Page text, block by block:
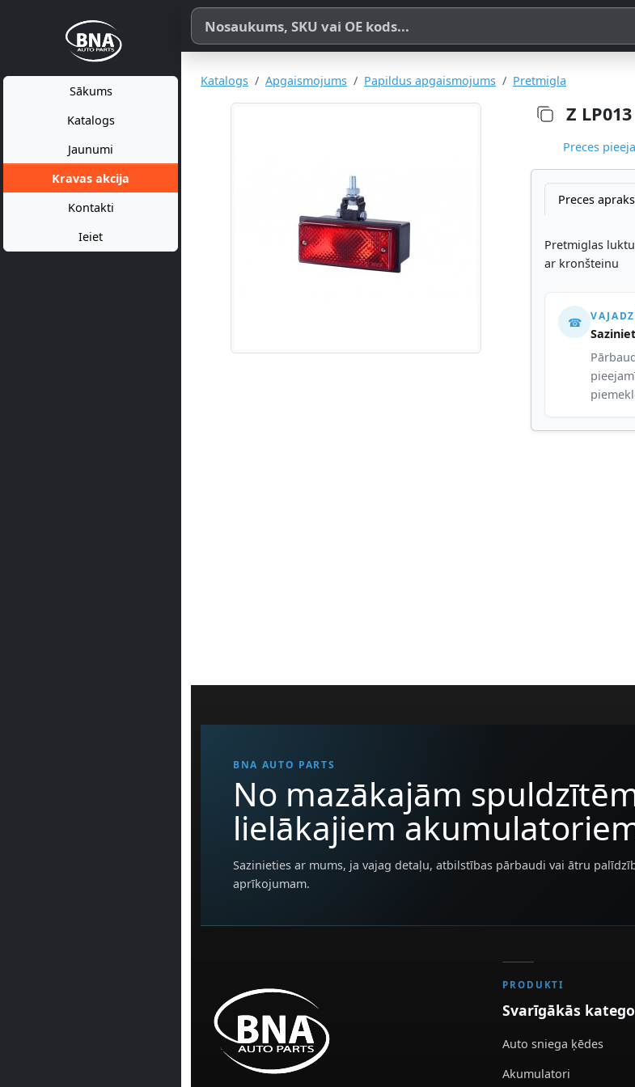
Sākums
Katalogs
Jaunumi
Kravas akcija
Kontakti
Ieiet
Meklēt pēc produkta nosaukuma, SKU vai OE koda
Katalogs Apgaismojums Papildus apgaismojums Pretmigla
Z LP013
Preces
Preces
Pretmiglas
ar kronšteinu
☎
BNA AUTO PARTS
No mazākajām
lielākajiem
Sazinieties ar mums, ja vajag detaļu, atbilstības pārbaudi vai ātru
aprīkojumam.
PRODUKTI
Svarīgākās
Auto sniega ķēdes
Akumulatori